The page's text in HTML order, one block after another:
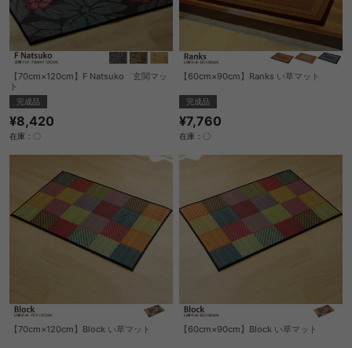
【70cm×120cm】F Natsuko 玄関マッ
ト
完成品
¥8,420
在庫：〇
【60cm×90cm】Ranks い草マット
完成品
¥7,760
在庫：〇
【70cm×120cm】Block い草マット 【60cm×90cm】Block い草マット